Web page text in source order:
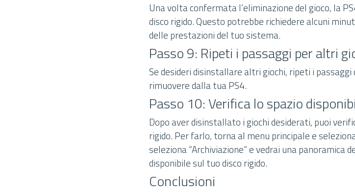
Una volta confermata l’eliminazione del gioco, la
disco rigido. Questo potrebbe richiedere alcuni
delle prestazioni del tuo sistema.
Passo 9: Ripeti i passaggi per altri
Se desideri disinstallare altri giochi, ripeti i passaggi
rimuovere dalla tua PS4.
Passo 10: Verifica lo spazio
Dopo aver disinstallato i giochi desiderati, puoi
rigido. Per farlo, torna al menu principale e
seleziona “Archiviazione” e vedrai una panoramica
disponibile sul tuo disco rigido.
Conclusioni